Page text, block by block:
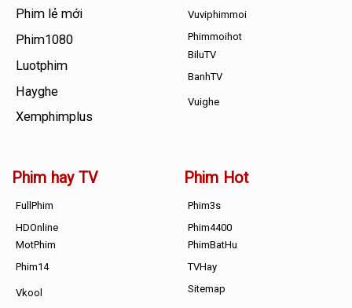
Phim lẻ mới
Phim1080
Luotphim
Hayghe
Xemphimplus
Vuviphimmoi
Phimmoihot
BiluTV
BanhTV
Vuighe
Phim hay TV
FullPhim
HDOnline
MotPhim
Phim14
Vkool
Phim Hot
Phim3s
Phim4400
PhimBatHu
TVHay
Sitemap